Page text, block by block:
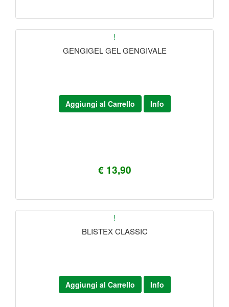
!
GENGIGEL GEL GENGIVALE
€ 13,90
Aggiungi al Carrello Info
!
BLISTEX CLASSIC
Aggiungi al Carrello Info